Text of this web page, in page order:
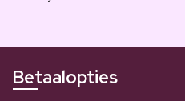
Betaalopties